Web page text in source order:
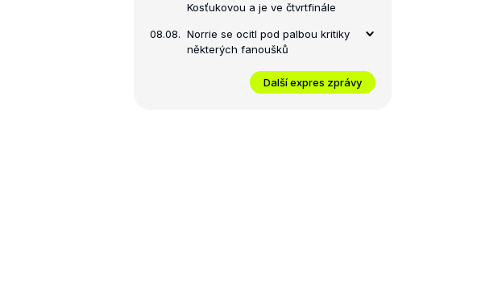
Kosťukovou a je ve čtvrtfinále
08.08. Norrie se ocitl pod palbou kritiky
některých fanoušků
Další expres zprávy